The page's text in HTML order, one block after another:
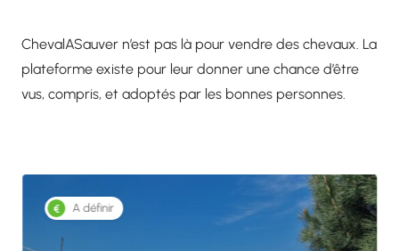
ChevalASauver n’est pas là pour vendre des chevaux. La
plateforme existe pour leur donner une chance d’être
vus, compris, et adoptés par les bonnes personnes.
A définir